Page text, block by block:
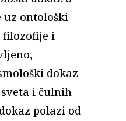
uz ontološki
i
dokaz
i čulnih
polazi od